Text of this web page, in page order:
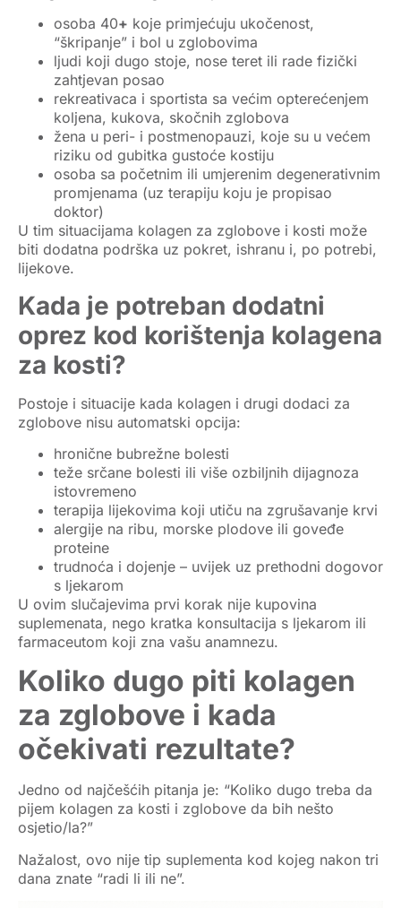
osoba 40+ koje primjećuju ukočenost,
“škripanje” i bol u zglobovima
ljudi koji dugo stoje, nose teret ili rade fizički
zahtjevan posao
rekreativaca i sportista sa većim opterećenjem
koljena, kukova, skočnih zglobova
žena u peri- i postmenopauzi, koje su u većem
riziku od gubitka gustoće kostiju
osoba sa početnim ili umjerenim degenerativnim
promjenama (uz terapiju koju je propisao
doktor)
U tim situacijama kolagen za zglobove i kosti može
biti dodatna podrška uz pokret, ishranu i, po potrebi,
lijekove.
Kada je potreban dodatni
oprez kod korištenja kolagena
za kosti?
Postoje i situacije kada kolagen i drugi dodaci za
zglobove nisu automatski opcija:
hronične bubrežne bolesti
teže srčane bolesti ili više ozbiljnih dijagnoza
istovremeno
terapija lijekovima koji utiču na zgrušavanje krvi
alergije na ribu, morske plodove ili goveđe
proteine
trudnoća i dojenje – uvijek uz prethodni dogovor
s ljekarom
U ovim slučajevima prvi korak nije kupovina
suplemenata, nego kratka konsultacija s ljekarom ili
farmaceutom koji zna vašu anamnezu.
Koliko dugo piti kolagen
za zglobove i kada
očekivati rezultate?
Jedno od najčešćih pitanja je: “Koliko dugo treba da
pijem kolagen za kosti i zglobove da bih nešto
osjetio/la?”
Nažalost, ovo nije tip suplementa kod kojeg nakon tri
dana znate “radi li ili ne”.